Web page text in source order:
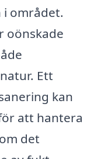
i området.
oönskade
Ett
kan
att hantera
det